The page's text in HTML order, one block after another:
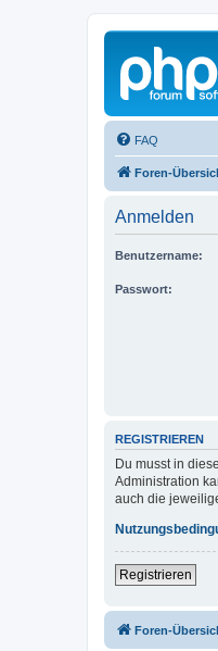
FAQ
Foren-
Anmelden
Benutzername:
Passwort:
REGISTRIEREN
Du musst in
Administration
auch die
Registrieren
Foren-